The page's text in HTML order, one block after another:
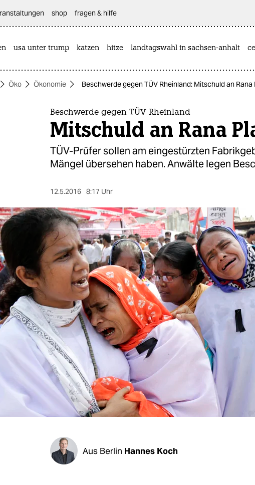
shop fragen & hilfe
usa unter trump katzen hitze landtagswahl in sachsen-anhalt
Öko Ökonomie Beschwerde gegen TÜV Rheinland: Mitschuld an Rana
Beschwerde gegen TÜV Rheinland
Mitschuld an Rana
TÜV-Prüfer sollen am eingestürzten
Mängel übersehen haben. Anwälte legen
12.5.2016 8:17 Uhr
Aus Berlin Hannes Koch